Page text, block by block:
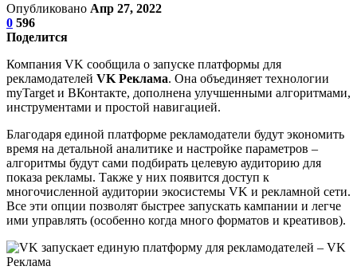
Опубликовано Апр 27, 2022
0 596
Поделится
Компания VK сообщила о запуске платформы для
рекламодателей VK Реклама. Она объединяет технологии
myTarget и ВКонтакте, дополнена улучшенными алгоритмами,
инструментами и простой навигацией.
Благодаря единой платформе рекламодатели будут экономить
время на детальной аналитике и настройке параметров –
алгоритмы будут сами подбирать целевую аудиторию для
показа рекламы. Также у них появится доступ к
многочисленной аудитории экосистемы VK и рекламной сети.
Все эти опции позволят быстрее запускать кампании и легче
ими управлять (особенно когда много форматов и креативов).